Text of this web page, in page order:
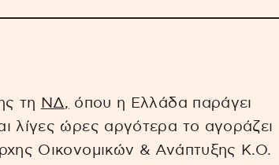
τη ΝΔ, όπου η Ελλάδα παράγει
λίγες ώρες αργότερα το αγοράζει
Οικονομικών & Ανάπτυξης Κ.Ο.